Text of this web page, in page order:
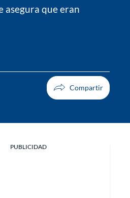
asegura que eran
PUBLICIDAD